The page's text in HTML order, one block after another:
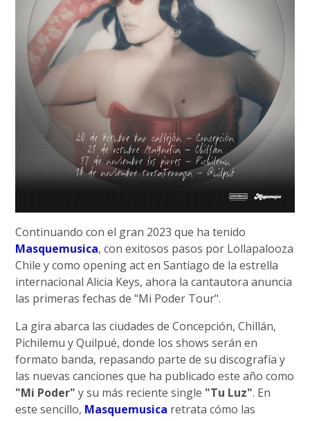
Continuando con el gran 2023 que ha tenido
Masquemusica, con exitosos pasos por Lollapalooza
Chile y como opening act en Santiago de la estrella
internacional Alicia Keys, ahora la cantautora anuncia
las primeras fechas de "Mi Poder Tour".
La gira abarca las ciudades de Concepción, Chillán,
Pichilemu y Quilpué, donde los shows serán en
formato banda, repasando parte de su discografía y
las nuevas canciones que ha publicado este año como
"Mi Poder" y su más reciente single "Tu Luz". En
este sencillo, Masquemusica retrata cómo las